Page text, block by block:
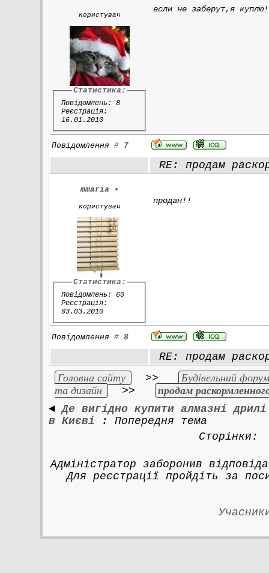
користувач
Статистика:
Повідомлень: 8
Реєстрація:
16.01.2010
если не заберут,я куплю!
Повідомлення# 7
RE: продам
mmaria •
користувач
Статистика:
Повідомлень: 60
Реєстрація:
03.03.2010
продан!!
Повідомлення#8
RE: продам
Головна сайту
>>
Будівельний
та дизайн
>>
продам
◄Де вигідно купити алмазні дрилі
в Києві : Попередня тема
Адміністратор заборонив
Для реєстрації пройдіть за